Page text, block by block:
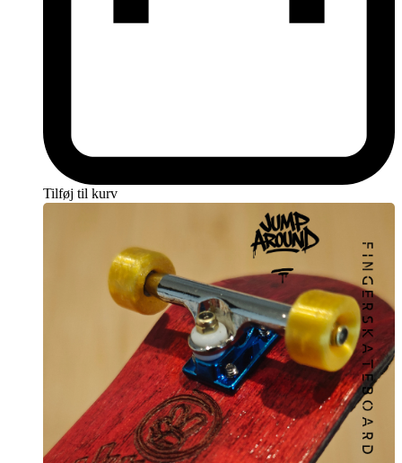
blot et produkt, men en rejse ind i fingerboarding-verdenen med en
partner, der forstår din passion.
Tilføj til kurv